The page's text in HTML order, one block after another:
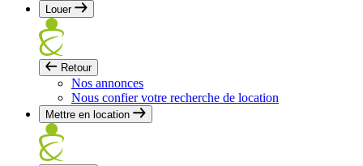
Louer
Retour
Nos annonces
Nous confier votre recherche de location
Mettre en location